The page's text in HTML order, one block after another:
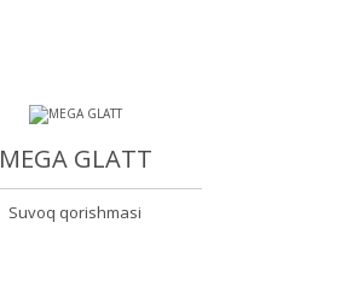
MEGA GLATT
Suvoq qorishmasi